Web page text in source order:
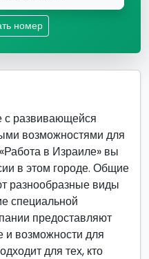
номер
развивающейся
возможностями для
в Израиле» вы
в этом городе. Общие
разнообразные виды
специальной
предоставляют
и возможности для
для тех, кто